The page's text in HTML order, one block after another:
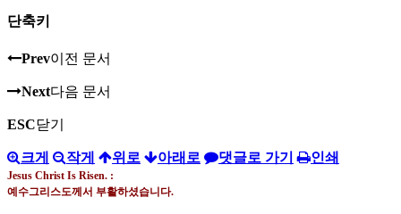
단축키
Prev이전 문서
Next다음 문서
ESC닫기
크게 작게 위로 아래로 댓글로 가기 인쇄
Jesus Christ Is Risen. :
예수그리스도께서 부활하셨습니다.